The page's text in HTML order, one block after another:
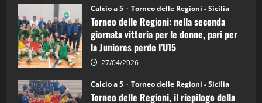
Torneo
delle
Regioni
di
calcio
a
5:
la
Juniores
è
vicecampione
Calcio a 5 Torneo delle Regioni - Sicilia
Torneo delle Regioni: nella seconda
giornata vittoria per le donne, pari per
la Juniores perde l’U15
27/04/2026
Calcio a 5 Torneo delle Regioni - Sicilia
Torneo delle Regioni, il riepilogo della